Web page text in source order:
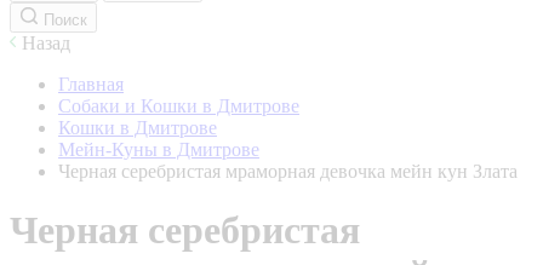
Поиск
Назад
Главная
Собаки и Кошки в Дмитрове
Кошки в Дмитрове
Мейн-Куны в Дмитрове
Черная серебристая мраморная девочка мейн кун Злата
Черная серебристая